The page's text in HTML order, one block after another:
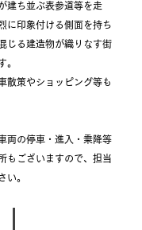
建ち並ぶ表参道等を走
に印象付ける側面を持ち
じる建造物が織りなす街
。
散策やショッピング等も
両の停車・進入・乗降等
もございますので、担当
い。